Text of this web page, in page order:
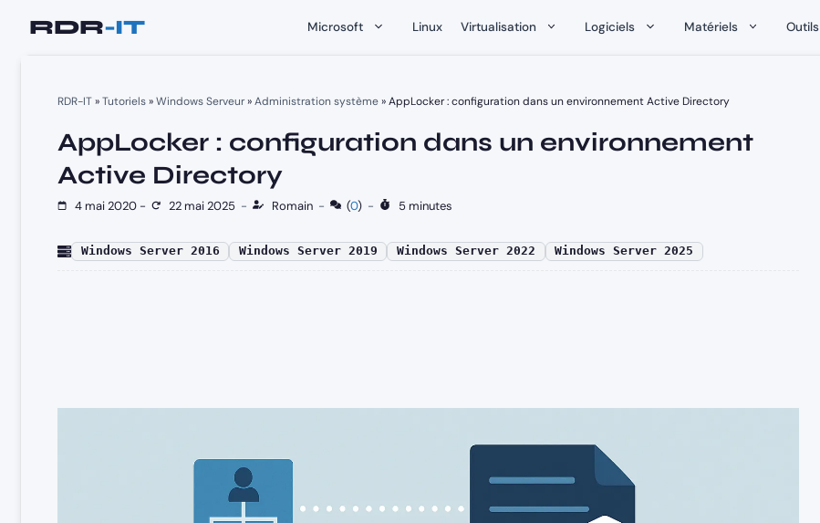
Microsoft Linux Virtualisation Logiciels Matériels Outils
RDR-IT»Tutoriels»Windows Serveur»Administration système»AppLocker : configuration dans un environnement Active Directory
AppLocker : configuration dans un environnement
Active Directory
4 mai 2020 - 22 mai 2025 - Romain - (0) - 5 minutes
Windows Server 2016 Windows Server 2019 Windows Server 2022 Windows Server 2025